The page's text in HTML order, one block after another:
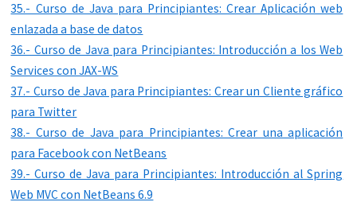
35.- Curso de Java para Principiantes: Crear Aplicación web
enlazada a base de datos
36.- Curso de Java para Principiantes: Introducción a los Web
Services con JAX-WS
37.- Curso de Java para Principiantes: Crear un Cliente gráfico
para Twitter
38.- Curso de Java para Principiantes: Crear una aplicación
para Facebook con NetBeans
39.- Curso de Java para Principiantes: Introducción al Spring
Web MVC con NetBeans 6.9